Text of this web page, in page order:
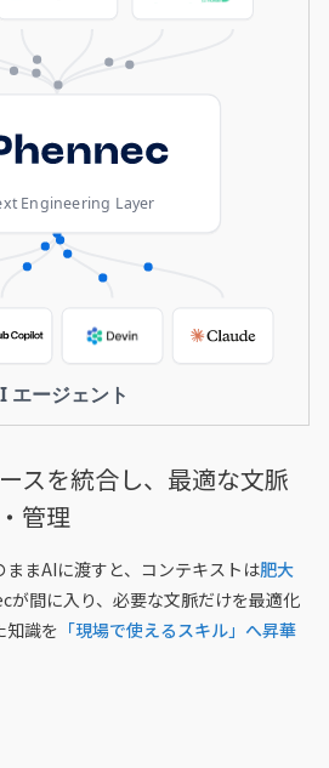
エージェント
Engineering Layer
スを統合し、最適な文脈
管理
まAIに渡すと、コンテキストは肥大
が間に入り、必要な文脈だけを最適化
知識を 「現場で使えるスキル」へ昇華